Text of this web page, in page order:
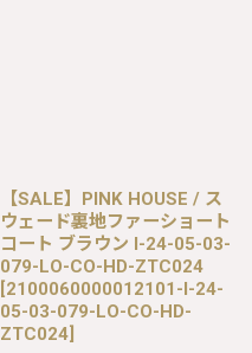
【SALE】PINK HOUSE / ス
ウェード裏地ファーショート
コート ブラウン I-24-05-03-
079-LO-CO-HD-ZTC024
[2100060000012101-I-24-
05-03-079-LO-CO-HD-
ZTC024]